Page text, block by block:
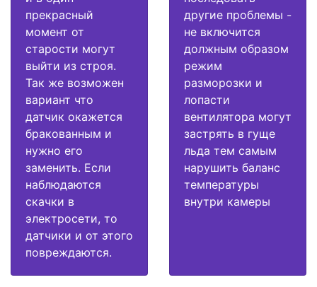
прекрасный
момент от
старости могут
выйти из строя.
Так же возможен
вариант что
датчик окажется
бракованным и
нужно его
заменить. Если
наблюдаются
скачки в
электросети, то
датчики и от этого
повреждаются.
другие проблемы -
не включится
должным образом
режим
разморозки и
лопасти
вентилятора могут
застрять в гуще
льда тем самым
нарушить баланс
температуры
внутри камеры